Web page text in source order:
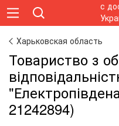
Харьковская область
Товариство з
21242894)